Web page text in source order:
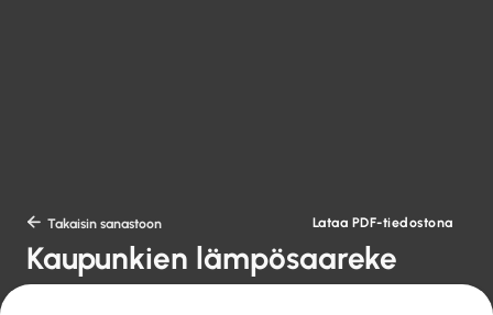
 Takaisin sanastoon Lataa PDF-tiedostona
Kaupunkien lämpösaareke